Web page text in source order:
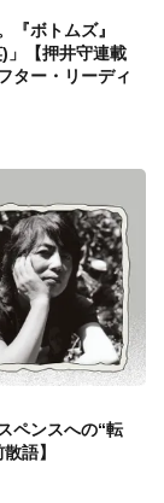
『ボトムズ』
」【押井守連載
ター・リーディ
ペンスへの“転
語】